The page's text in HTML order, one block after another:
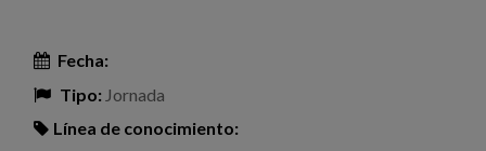
Fecha:
Tipo: Jornada
Línea de conocimiento: